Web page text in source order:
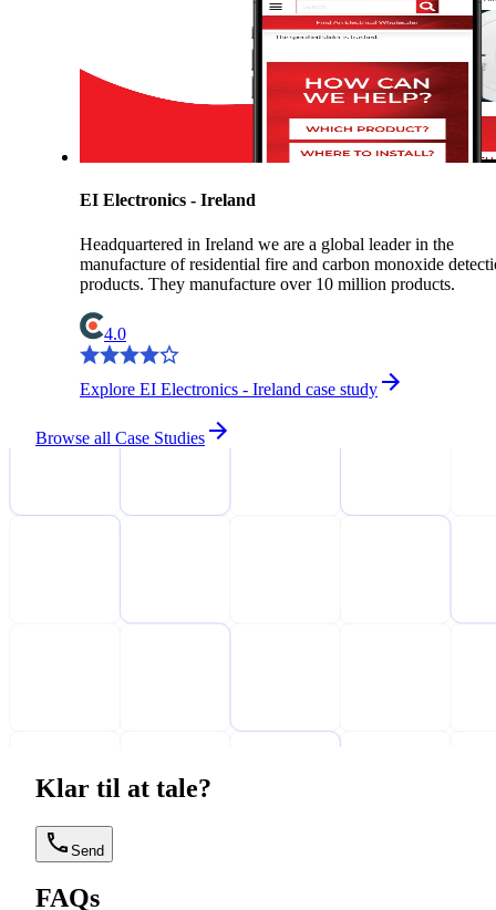
EI Electronics - Ireland
Headquartered in Ireland we are a global leader in the
manufacture of residential fire and carbon monoxide
products. They manufacture over 10 million products.
4.0
Explore EI Electronics - Ireland case study
Browse all Case Studies
Klar til at tale?
Send
FAQs